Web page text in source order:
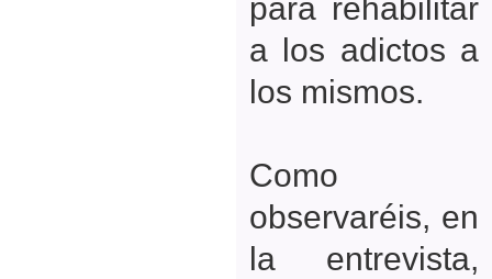
a los adictos a
los mismos.
Como
observaréis, en
la entrevista,